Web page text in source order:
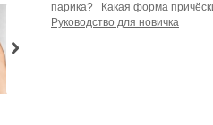
парика?
Какая форма
Руководство для новичка